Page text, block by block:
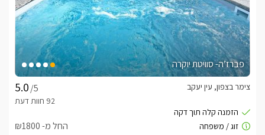
פברז’ה- סוויטת יוקרה
/5
צימר בצפון, עין יעקב
החל מ- ₪1800